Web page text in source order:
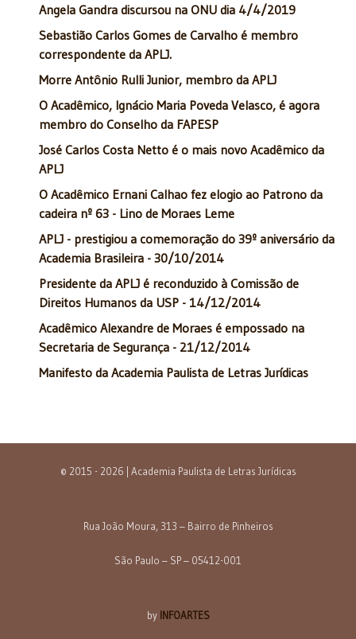
Angela Gandra discursou na ONU dia 4/4/2019
Sebastião Carlos Gomes de Carvalho é membro
correspondente da APLJ.
Morre Antônio Rulli Junior, membro da APLJ
O Acadêmico, Ignácio Maria Poveda Velasco, é agora
membro do Conselho da FAPESP
José Carlos Costa Netto é o mais novo Acadêmico da
APLJ
O Acadêmico Ernani Calhao fez elogio ao Patrono da
cadeira nº 63 - Lino de Moraes Leme
APLJ - prestigiou a comemoração do 39º aniversário da
Academia Brasileira - 30/10/2014
Presidente da APLJ é reconduzido à Comissão de
Direitos Humanos da USP - 14/12/2014
Acadêmico Alexandre de Moraes é empossado na
Secretaria de Segurança - 21/12/2014
Manifesto da Academia Paulista de Letras Jurídicas
© 2015 - 2026 | Academia Paulista de Letras Jurídicas
Rua João Moura, 313 – Bairro de Pinheiros
São Paulo – SP – 05412-001
by INFOARTES